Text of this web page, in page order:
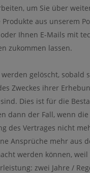
um Sie über
aus unserem
Ihnen E-Mails mit
zukommen lassen.
werden gelöscht, sobald
Zweckes ihrer
Dies ist für die
dann der Fall, wenn
des Vertrages nicht
Ansprüche mehr aus
werden können,
zwei Jahre /